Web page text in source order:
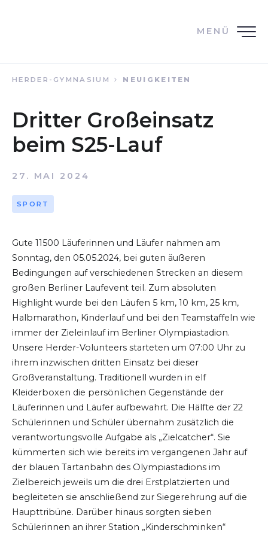
MENÜ
HERDER-GYMNASIUM NEUIGKEITEN
Dritter Großeinsatz
beim S25-Lauf
27. MAI 2024
SPORT
Gute 11500 Läuferinnen und Läufer nahmen am
Sonntag, den 05.05.2024, bei guten äußeren
Bedingungen auf verschiedenen Strecken an diesem
großen Berliner Laufevent teil. Zum absoluten
Highlight wurde bei den Läufen 5 km, 10 km, 25 km,
Halbmarathon, Kinderlauf und bei den Teamstaffeln wie
immer der Zieleinlauf im Berliner Olympiastadion.
Unsere Herder-Volunteers starteten um 07:00 Uhr zu
ihrem inzwischen dritten Einsatz bei dieser
Großveranstaltung. Traditionell wurden in elf
Kleiderboxen die persönlichen Gegenstände der
Läuferinnen und Läufer aufbewahrt. Die Hälfte der 22
Schülerinnen und Schüler übernahm zusätzlich die
verantwortungsvolle Aufgabe als „Zielcatcher“. Sie
kümmerten sich wie bereits im vergangenen Jahr auf
der blauen Tartanbahn des Olympiastadions im
Zielbereich jeweils um die drei Erstplatzierten und
begleiteten sie anschließend zur Siegerehrung auf die
Haupttribüne. Darüber hinaus sorgten sieben
Schülerinnen an ihrer Station „Kinderschminken“